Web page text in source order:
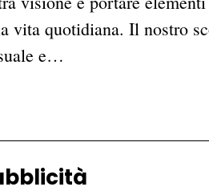
vita quotidiana. Il nostro
e…